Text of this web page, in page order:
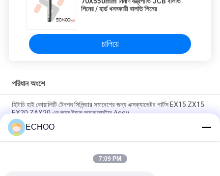
পিনের / হার্ড খননকারী বালতি পিনের
চালিয়ে
পরিধান অংশে
হিটাচি হাই কোয়ালিটি টেনশন সিলিন্ডার সমাবেশের জন্য এক্সক্যাভেটর পার্টস EX15 ZX15
EX20 ZAX20 এর জন্য ট্র্যাক অ্যাডজাস্টার Assy
CAT এক্সকাভেটর বালতি দাঁতের অ্যাডাপ্টারের জন্য বালতি দাঁত 9W1879 - 6Y6335
প্রতিস্থাপন যন্ত্রাংশ উন্নত মানের আনুষাঙ্গিক পাইকারি মূল্য
V43SYL বালতি দাঁত OEM প্রতিস্থাপন যন্ত্রাংশ, খননকারীর জন্য শ্রেষ্ঠ আনুষাঙ্গিক,
ECHOO
7:09 PM